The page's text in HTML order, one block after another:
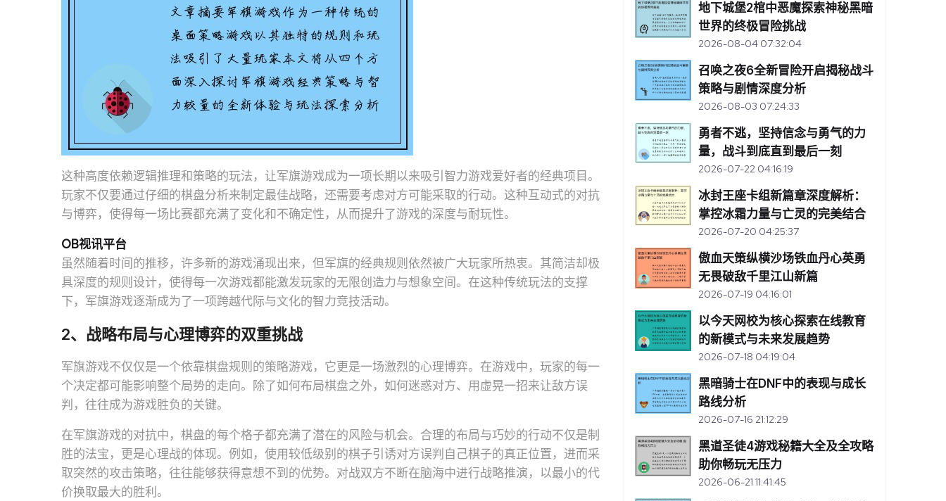
这种高度依赖逻辑推理和策略的玩法，让军旗游戏成为一项长期以来吸引智力游戏爱好者的经典项目。
玩家不仅要通过仔细的棋盘分析来制定最佳战略，还需要考虑对方可能采取的行动。这种互动式的对抗
与博弈，使得每一场比赛都充满了变化和不确定性，从而提升了游戏的深度与耐玩性。
OB视讯平台
虽然随着时间的推移，许多新的游戏涌现出来，但军旗的经典规则依然被广大玩家所热衷。其简洁却极
具深度的规则设计，使得每一次游戏都能激发玩家的无限创造力与想象空间。在这种传统玩法的支撑
下，军旗游戏逐渐成为了一项跨越代际与文化的智力竞技活动。
2、战略布局与心理博弈的双重挑战
军旗游戏不仅仅是一个依靠棋盘规则的策略游戏，它更是一场激烈的心理博弈。在游戏中，玩家的每一
个决定都可能影响整个局势的走向。除了如何布局棋盘之外，如何迷惑对方、用虚晃一招来让敌方误
判，往往成为游戏胜负的关键。
在军旗游戏的对抗中，棋盘的每个格子都充满了潜在的风险与机会。合理的布局与巧妙的行动不仅是制
胜的法宝，更是心理战的体现。例如，使用较低级别的棋子引诱对方误判自己棋子的真正位置，进而采
取突然的攻击策略，往往能够获得意想不到的优势。对战双方不断在脑海中进行战略推演，以最小的代
价换取最大的胜利。
地下城堡2棺中恶魔探索神秘黑暗
世界的终极冒险挑战
2026-08-04 07:32:04
召唤之夜6全新冒险开启揭秘战斗
策略与剧情深度分析
2026-08-03 07:24:33
勇者不逃，坚持信念与勇气的力
量，战斗到底直到最后一刻
2026-07-22 04:16:19
冰封王座卡组新篇章深度解析：
掌控冰霜力量与亡灵的完美结合
2026-07-20 04:25:37
傲血天策纵横沙场铁血丹心英勇
无畏破敌千里江山新篇
2026-07-19 04:16:01
以今天网校为核心探索在线教育
的新模式与未来发展趋势
2026-07-18 04:19:04
黑暗骑士在DNF中的表现与成长
路线分析
2026-07-16 21:12:29
黑道圣徒4游戏秘籍大全及全攻略
助你畅玩无压力
2026-06-21 11:41:45